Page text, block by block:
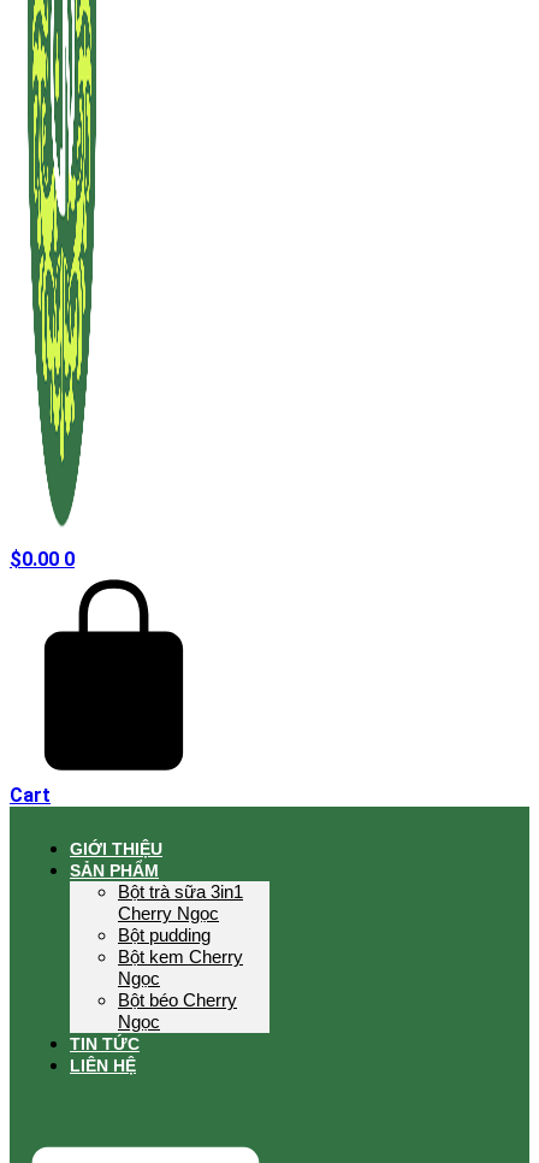
$0.00 0
Cart
GIỚI THIỆU
SẢN PHẨM
Bột trà sữa 3in1
Cherry Ngọc
Bột pudding
Bột kem Cherry
Ngọc
Bột béo Cherry
Ngọc
TIN TỨC
LIÊN HỆ